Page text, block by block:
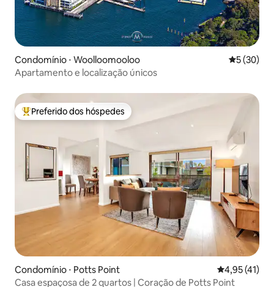
Condomínio ⋅ Woolloomooloo 5 de uma
5 (30)
Apartamento e localização únicos
Entre os melhores preferidos dos hóspedes
Preferido dos hóspedes
Condomínio ⋅ Potts Point 4,95 de uma
4,95 (41)
Casa espaçosa de 2 quartos | Coração de Potts Point